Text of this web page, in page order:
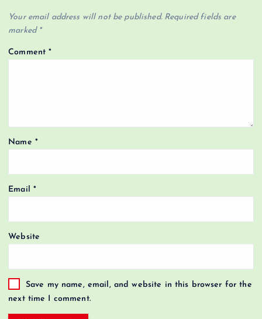
Your email address will not be published. Required fields are
marked *
Comment*
Name *
Email *
Website
Save my name, email, and website in this browser for the
next time I comment.